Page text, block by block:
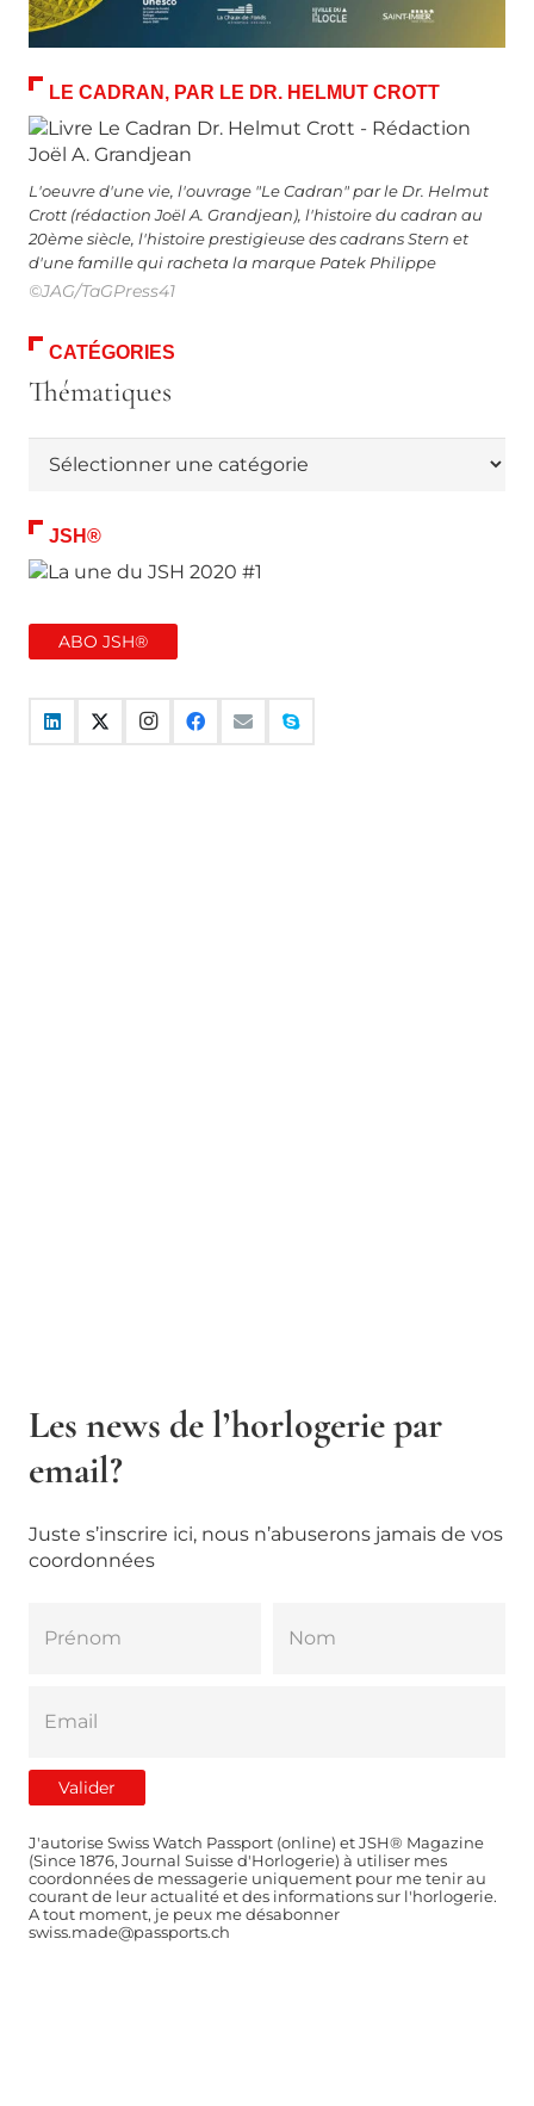
LE CADRAN, PAR LE DR. HELMUT CROTT
L'oeuvre d'une vie, l'ouvrage "Le Cadran" par le Dr. Helmut
Crott (rédaction Joël A. Grandjean), l'histoire du cadran au
20ème siècle, l'histoire prestigieuse des cadrans Stern et
d'une famille qui racheta la marque Patek Philippe
©JAG/TaGPress41
CATÉGORIES
Thématiques
JSH®
ABO JSH®
Les news de l’horlogerie par
email?
Juste s’inscrire ici, nous n’abuserons jamais de vos
coordonnées
J'autorise Swiss Watch Passport (online) et JSH® Magazine
(Since 1876, Journal Suisse d'Horlogerie) à utiliser mes
coordonnées de messagerie uniquement pour me tenir au
courant de leur actualité et des informations sur l'horlogerie.
A tout moment, je peux me désabonner
swiss.made@passports.ch